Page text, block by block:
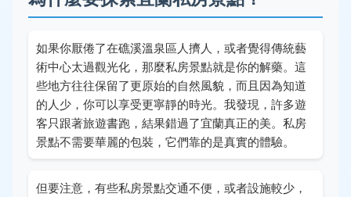
如果你厭倦了在礁溪溫泉區人擠人，或者覺得傳統藝
術中心太過觀光化，那麼私房景點就是你的解藥。這
些地方往往保留了更原始的自然風貌，而且因為知道
的人少，你可以享受更寧靜的時光。我發現，許多遊
客只跟著旅遊書跑，結果錯過了宜蘭真正的美。私房
景點不需要華麗的包裝，它們靠的是真實的體驗。
但要注意，有些私房景點交通不便，或者設施較少，